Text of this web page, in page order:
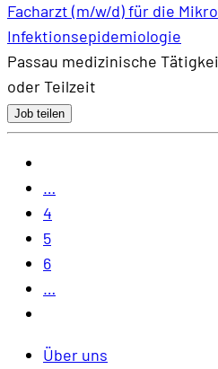
Facharzt (m/w/d) für die
Infektionsepidemiologie
Passau medizinische
oder Teilzeit
Job teilen
…
4
5
6
…
Über uns